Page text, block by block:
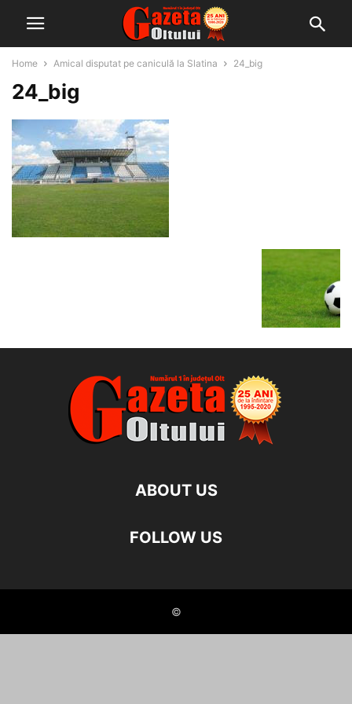
Home Amical disputat pe caniculă la Slatina 24_big
24_big
ABOUT US
FOLLOW US
©